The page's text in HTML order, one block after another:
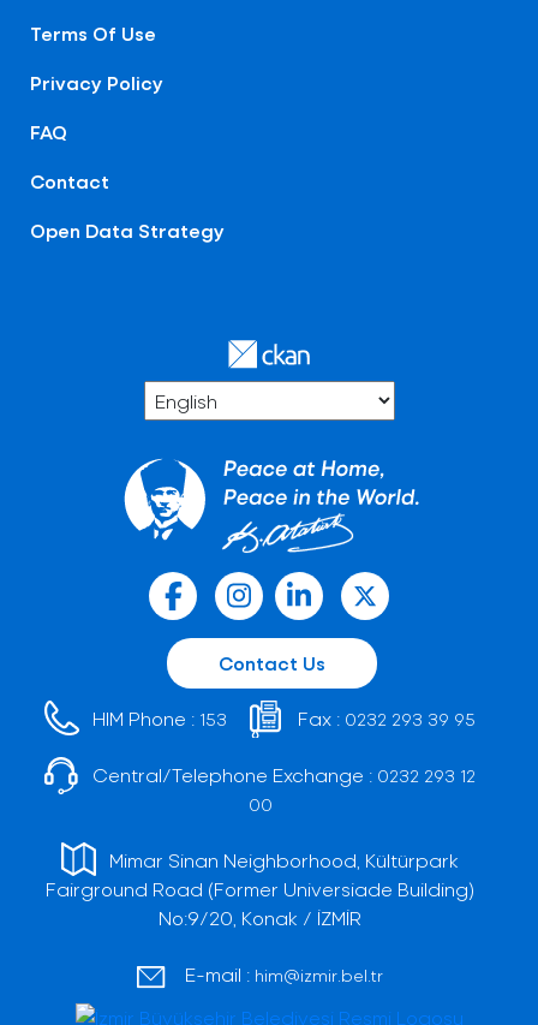
Terms Of Use
Privacy Policy
FAQ
Contact
Open Data Strategy
Contact Us
HIM Phone : 153 Fax : 0232 293 39 95
Central/Telephone Exchange : 0232 293 12
00
Mimar Sinan Neighborhood, Kültürpark
Fairground Road (Former Universiade Building)
No:9/20, Konak / İZMİR
E-mail : him@izmir.bel.tr